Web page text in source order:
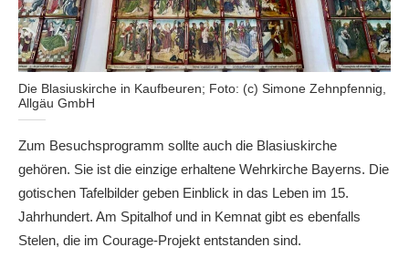
Die Blasiuskirche in Kaufbeuren; Foto: (c) Simone Zehnpfennig,
Allgäu GmbH
Zum Besuchsprogramm sollte auch die Blasiuskirche
gehören. Sie ist die einzige erhaltene Wehrkirche Bayerns. Die
gotischen Tafelbilder geben Einblick in das Leben im 15.
Jahrhundert. Am Spitalhof und in Kemnat gibt es ebenfalls
Stelen, die im Courage-Projekt entstanden sind.